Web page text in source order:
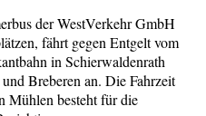
der WestVerkehr GmbH
fährt gegen Entgelt vom
in Schierwaldenrath
Breberen an. Die Fahrzeit
Mühlen besteht für die